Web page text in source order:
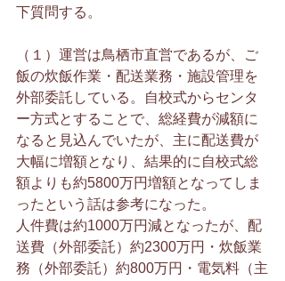
下質問する。
（１）運営は鳥栖市直営であるが、ご
飯の炊飯作業・配送業務・施設管理を
外部委託している。自校式からセンタ
ー方式とすることで、総経費が減額に
なると見込んでいたが、主に配送費が
大幅に増額となり、結果的に自校式総
額よりも約5800万円増額となってしま
ったという話は参考になった。
人件費は約1000万円減となったが、配
送費（外部委託）約2300万円・炊飯業
務（外部委託）約800万円・電気料（主